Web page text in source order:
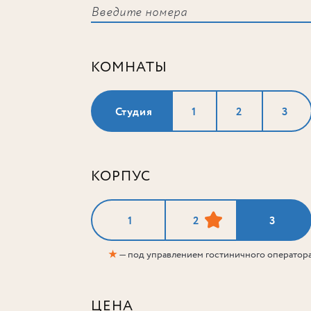
КОМНАТЫ
Студия 1 2 3
КОРПУС
1 2 3
★— под управлением гостиничного
ЦЕНА